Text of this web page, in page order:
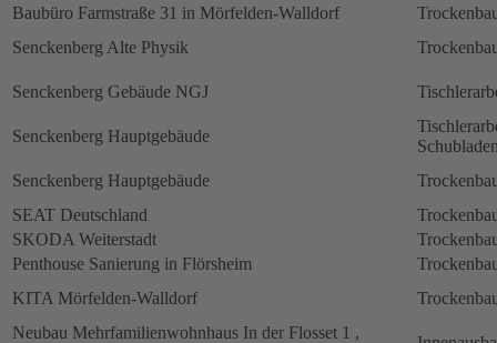
Baubüro Farmstraße 31 in Mörfelden-Walldorf
Senckenberg Alte Physik
Senckenberg Gebäude NGJ
Senckenberg Hauptgebäude
Senckenberg Hauptgebäude
SEAT Deutschland
SKODA Weiterstadt
Penthouse Sanierung in Flörsheim
KITA Mörfelden-Walldorf
Neubau Mehrfamilienwohnhaus In der Flosset 1 ,